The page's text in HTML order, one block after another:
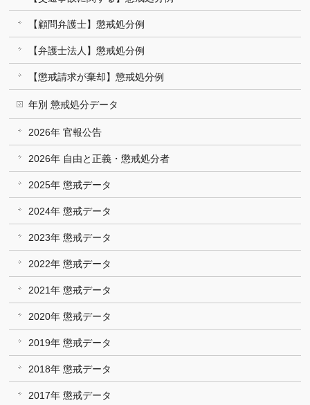
【顧問弁護士】懲戒処分例
【弁護士法人】懲戒処分例
【懲戒請求が棄却】懲戒処分例
年別 懲戒処分データ
2026年 官報公告
2026年 自由と正義・懲戒処分者
2025年 懲戒データ
2024年 懲戒データ
2023年 懲戒データ
2022年 懲戒データ
2021年 懲戒データ
2020年 懲戒データ
2019年 懲戒データ
2018年 懲戒データ
2017年 懲戒データ